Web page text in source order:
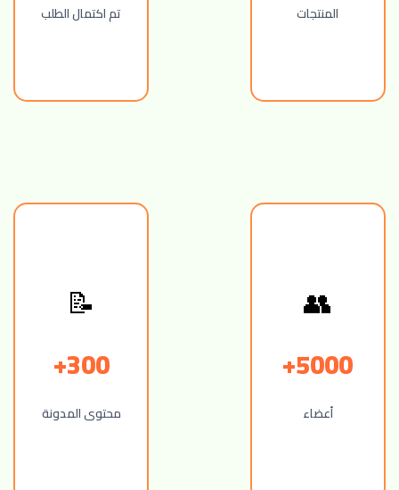
المنتجات تم اكتمال الطلب
👥
5000+
أعضاء
📝
300+
محتوى المدونة